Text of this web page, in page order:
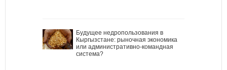
Будущее недропользования в
Кыргызстане: рыночная экономика
или административно-командная
система?